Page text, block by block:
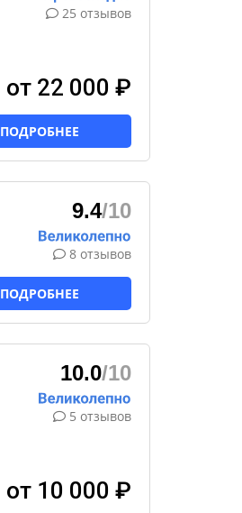
25 отзывов
от 22 000 ₽
ПОДРОБНЕЕ
9.4/10
8 отзывов
ПОДРОБНЕЕ
10.0/10
5 отзывов
от 10 000 ₽